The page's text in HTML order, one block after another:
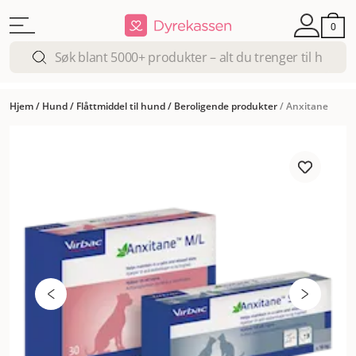
0
Hjem/ Hund/ Flåttmiddel til hund/ Beroligende produkter/Anxitane